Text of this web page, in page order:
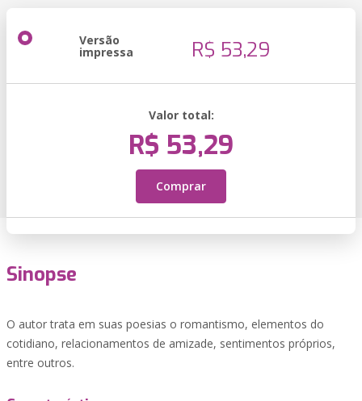
Versão
impressa R$ 53,29
Valor total:
R$ 53,29
Comprar
Sinopse
O autor trata em suas poesias o romantismo, elementos do
cotidiano, relacionamentos de amizade, sentimentos próprios,
entre outros.